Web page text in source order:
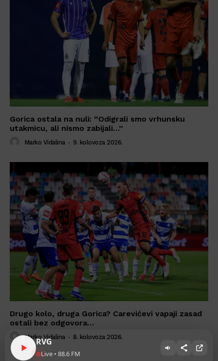
Gorica ostala na nuli: “Odigrali smo vrhunsku
utakmicu, ali nismo zabijali…”
Marko Vidalina - 9. kolovoza 2026.
Drugo kolo, druga Gorica? Carevićevi vapaji zasad
ostali bez odgovora…
Marko Vidalina - 8. kolovoza 2026.
RVG
Live • 88.6 FM